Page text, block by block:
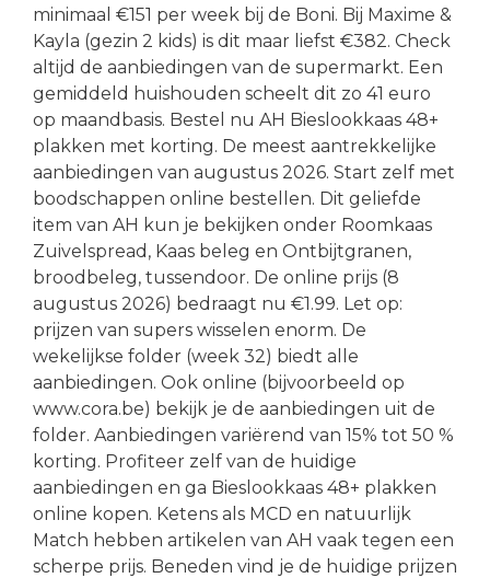
minimaal €151 per week bij de Boni. Bij Maxime &
Kayla (gezin 2 kids) is dit maar liefst €382. Check
altijd de aanbiedingen van de supermarkt. Een
gemiddeld huishouden scheelt dit zo 41 euro
op maandbasis. Bestel nu AH Bieslookkaas 48+
plakken met korting. De meest aantrekkelijke
aanbiedingen van augustus 2026. Start zelf met
boodschappen online bestellen. Dit geliefde
item van AH kun je bekijken onder Roomkaas
Zuivelspread, Kaas beleg en Ontbijtgranen,
broodbeleg, tussendoor. De online prijs (8
augustus 2026) bedraagt nu €1.99. Let op:
prijzen van supers wisselen enorm. De
wekelijkse folder (week 32) biedt alle
aanbiedingen. Ook online (bijvoorbeeld op
www.cora.be) bekijk je de aanbiedingen uit de
folder. Aanbiedingen variërend van 15% tot 50 %
korting. Profiteer zelf van de huidige
aanbiedingen en ga Bieslookkaas 48+ plakken
online kopen. Ketens als MCD en natuurlijk
Match hebben artikelen van AH vaak tegen een
scherpe prijs. Beneden vind je de huidige prijzen